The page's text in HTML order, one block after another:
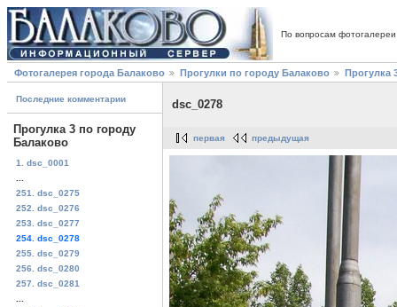
По вопросам
Фотогалерея города Балаково Прогулки по городу Балаково Прогулка
Последние комментарии
Прогулка 3 по городу
Балаково
1. dsc_0001
251. dsc_0275
252. dsc_0276
253. dsc_0277
254. dsc_0278
255. dsc_0279
256. dsc_0280
257. dsc_0281
dsc_0278
первая предыдущая